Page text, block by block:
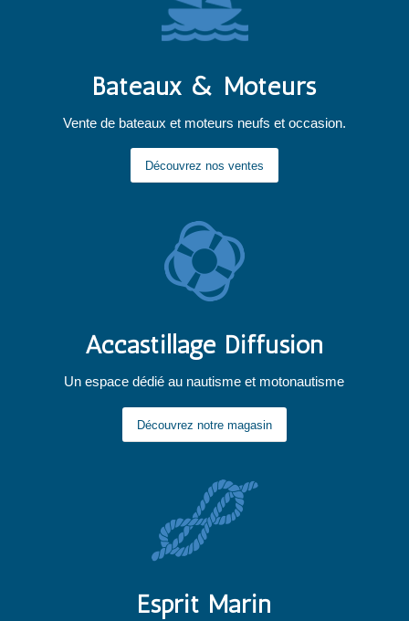
Bateaux & Moteurs
Vente de bateaux et moteurs neufs et occasion.
Découvrez nos ventes
Accastillage Diffusion
Un espace dédié au nautisme et motonautisme
Découvrez notre magasin
Esprit Marin